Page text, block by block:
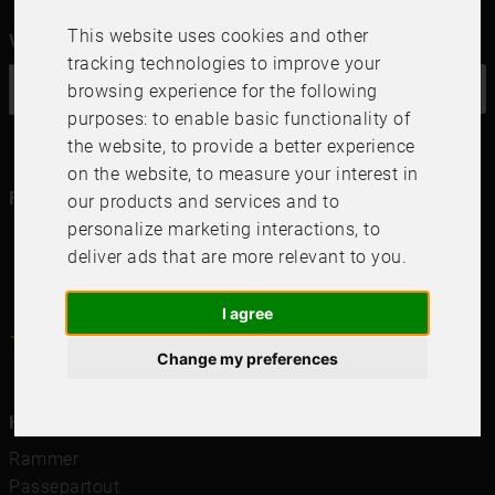
This website uses cookies and other
tracking technologies to improve your
browsing experience for the following
purposes:to enable basic functionality of
the website, to provide a better experience
on the website,to measure your interest in
our products and services and to
personalize marketing interactions,to
deliver ads that are more relevant to you.
I agree
Change my preferences
Vil du ha vårt nyhetsbrev?
Følg oss i dine kanaler
4.64.6 / 5 1000+Recensioner
Hurtigkoblinger
Rammer
Passepartout